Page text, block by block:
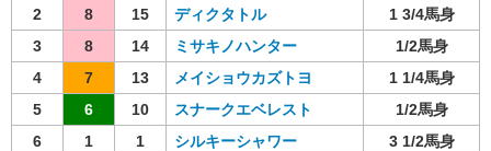
2
8 15 ディクタトル
1 3/4馬身
3
8 14 ミサキノハンター
1/2馬身
4
7 13 メイショウカズトヨ
1 1/4馬身
5
6 10 スナークエベレスト
1/2馬身
6
1 1 シルキーシャワー
3 1/2馬身